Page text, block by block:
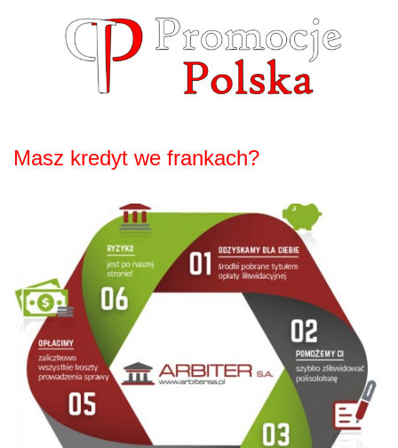
Masz kredyt we frankach?